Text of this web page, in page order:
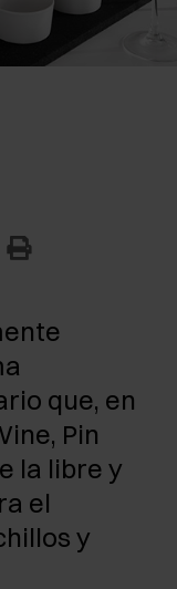
DE
DE ENCAJAR
que, en
Pin
la libre y
el
y